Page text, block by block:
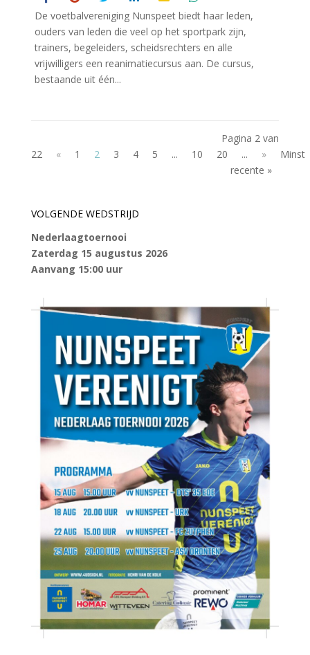
De voetbalvereniging Nunspeet biedt haar leden,
ouders van leden die veel op het sportpark zijn,
trainers, begeleiders, scheidsrechters en alle
vrijwilligers een reanimatiecursus aan. De cursus,
bestaande uit één...
Pagina 2 van
22
« 1 2 3 4 5 ... 10 20 ... »
Minst
recente »
VOLGENDE WEDSTRIJD
Nederlaagtoernooi
Zaterdag 15 augustus 2026
Aanvang 15:00 uur